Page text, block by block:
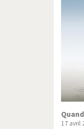
17 avril